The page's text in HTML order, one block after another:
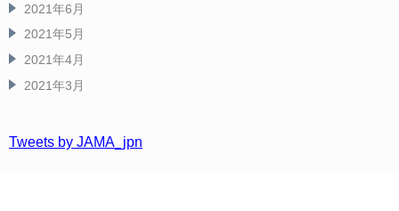
2021年6月
2021年5月
2021年4月
2021年3月
Tweets by JAMA_jpn